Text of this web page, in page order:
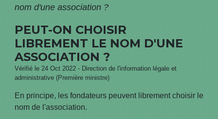
nom d'une association ?
PEUT-ON CHOISIR
LIBREMENT LE NOM D'UNE
ASSOCIATION ?
Vérifié le 24 Oct 2022 - Direction de l'information légale et
administrative (Première ministre)
En principe, les fondateurs peuvent librement choisir le
nom de l'association.